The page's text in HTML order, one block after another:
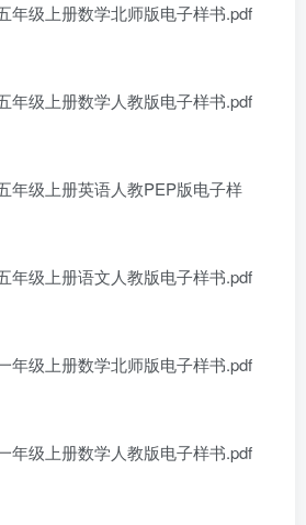
年级上册数学北师版电子样书.pdf
年级上册数学人教版电子样书.pdf
年级上册英语人教PEP版电子样
年级上册语文人教版电子样书.pdf
年级上册数学北师版电子样书.pdf
年级上册数学人教版电子样书.pdf